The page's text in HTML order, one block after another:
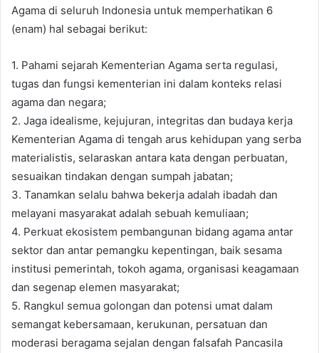
Agama di seluruh Indonesia untuk memperhatikan 6
(enam) hal sebagai berikut:
1. Pahami sejarah Kementerian Agama serta regulasi,
tugas dan fungsi kementerian ini dalam konteks relasi
agama dan negara;
2. Jaga idealisme, kejujuran, integritas dan budaya kerja
Kementerian Agama di tengah arus kehidupan yang serba
materialistis, selaraskan antara kata dengan perbuatan,
sesuaikan tindakan dengan sumpah jabatan;
3. Tanamkan selalu bahwa bekerja adalah ibadah dan
melayani masyarakat adalah sebuah kemuliaan;
4. Perkuat ekosistem pembangunan bidang agama antar
sektor dan antar pemangku kepentingan, baik sesama
institusi pemerintah, tokoh agama, organisasi keagamaan
dan segenap elemen masyarakat;
5. Rangkul semua golongan dan potensi umat dalam
semangat kebersamaan, kerukunan, persatuan dan
moderasi beragama sejalan dengan falsafah Pancasila